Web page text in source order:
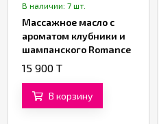
В наличии: 7 шт.
Массажное масло с
ароматом клубники и
шампанского Romance
от «SHUNGA» 240 ML
15 900 T
В корзину